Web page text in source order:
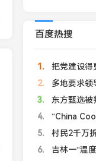
百度热搜
1
把党建设得
2
多地要求领
3
东方甄选被
4
“China
5
6
吉林一“温